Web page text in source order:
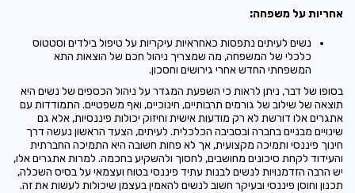
אחריות על משפחה:
נשים לעיתים נתפסות כאחראיות עיקריות על טיפול בילדים וסטטוס
כלכלי של המשפחה, מה שמצריך ניהול חכם של הוצאות התא
המשפחתי החדש אחרי גירושים וחסכון.
בסופו של דבר, ניתן לראות כי השפעת המגדר על ניהול הכספים של נשים היא
תוצאה של שילוב של גורמים תרבותיים, חינוכיים, ואף משפטיים. התמודדות עם
אתגרים אלו דורשת לא רק מודעות אישית וחיזוק יכולות פיננסיות, אלא גם
שינויים מבניים בחברה ובסביבה הכלכלית. לעיתים, הצעד הראשון נעשה דרך
חינוך פיננסי ותמיכה מקצועית, אך לא פחות חשובה היא התמיכה החברתית
והעידוד לקחת סיכונים מחושבים, לחסוך ולהשקיע בחכמה. למרות אתגרים אלו,
יש הרבה הזדמנויות לנשים לבנות עתיד פיננסי בטוח ועצמאי על בסיס השכלה,
תכנון וחוסן פיננסי ובעיקר חשוב לנשים להאמין בעצמן שיכולות לעשות את זה.